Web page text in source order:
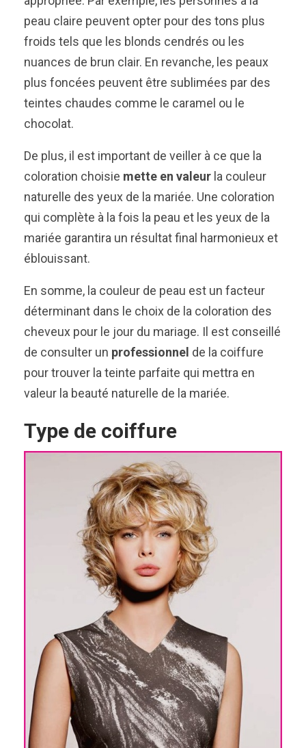
peau claire peuvent opter pour des tons plus
froids tels que les blonds cendrés ou les
nuances de brun clair. En revanche, les peaux
plus foncées peuvent être sublimées par des
teintes chaudes comme le caramel ou le
chocolat.
De plus, il est important de veiller à ce que la
coloration choisie mette en valeur la couleur
naturelle des yeux de la mariée. Une coloration
qui complète à la fois la peau et les yeux de la
mariée garantira un résultat final harmonieux et
éblouissant.
En somme, la couleur de peau est un facteur
déterminant dans le choix de la coloration des
cheveux pour le jour du mariage. Il est conseillé
de consulter un professionnel de la coiffure
pour trouver la teinte parfaite qui mettra en
valeur la beauté naturelle de la mariée.
Type de coiffure